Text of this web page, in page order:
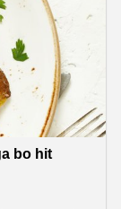
bo hit